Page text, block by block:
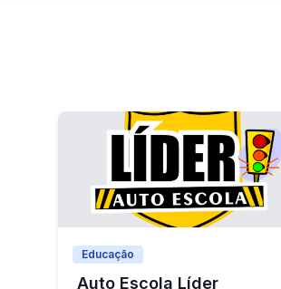
Educação
Auto Escola Líder